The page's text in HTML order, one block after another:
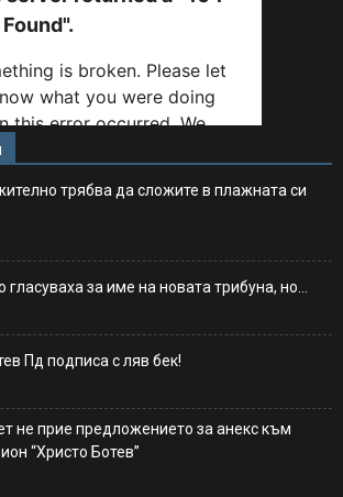
трябва да сложите в плажната си
за име на новата трибуна, но…
Пд подписа с ляв бек!
не прие предложението за анекс към
“Христо Ботев”